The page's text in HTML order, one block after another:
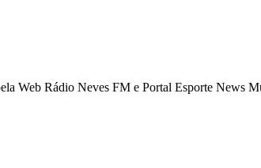
Web Rádio Neves FM e Portal Esporte News